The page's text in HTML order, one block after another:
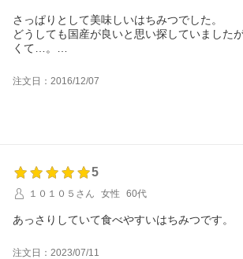
さっぱりとして美味しいはちみつでした。
どうしても国産が良いと思い探していました
くて…。
でもこちらの「みかん」の蜂蜜にとても興味
てみました。
正直良くはわかりませんでしたので★ひとつ
こちらの商品にして本当に良かったです。
次は「れんげ」にしてみようかと思っています
注文日：2016/12/07
5
１０１０５さん
女性 60代
あっさりしていて食べやすいはちみつです。
注文日：2023/07/11